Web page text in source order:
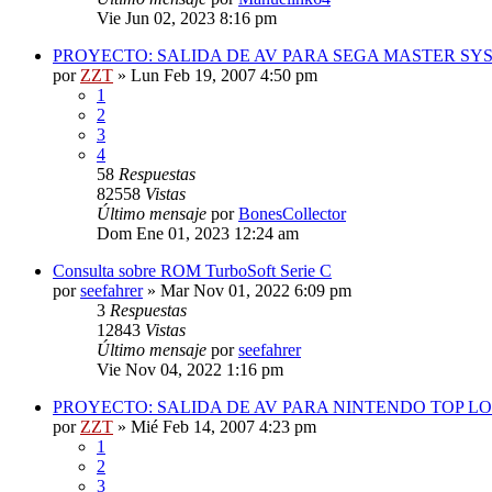
Vie Jun 02, 2023 8:16 pm
PROYECTO: SALIDA DE AV PARA SEGA MASTER
por ZZT » Lun Feb 19, 2007 4:50 pm
1
2
3
4
58 Respuestas
82558 Vistas
Último mensaje porBonesCollector
Dom Ene 01, 2023 12:24 am
Consulta sobre ROM TurboSoft Serie C
porseefahrer» Mar Nov 01, 2022 6:09 pm
3 Respuestas
12843 Vistas
Último mensaje porseefahrer
Vie Nov 04, 2022 1:16 pm
PROYECTO: SALIDA DE AV PARA NINTENDO TOP
por ZZT » Mié Feb 14, 2007 4:23 pm
1
2
3